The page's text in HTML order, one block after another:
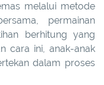
melalui metode
permainan
berhitung yang
cara ini, anak-anak
dalam proses